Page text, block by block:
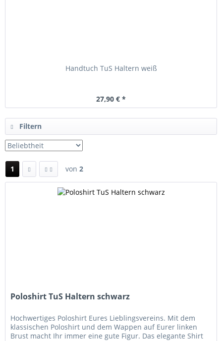
Handtuch TuS Haltern weiß
27,90 € *
Filtern
1 von 2
Poloshirt TuS Haltern schwarz
Hochwertiges Poloshirt Eures Lieblingsvereins. Mit dem
klassischen Poloshirt und dem Wappen auf Eurer linken
Brust macht Ihr immer eine gute Figur. Das elegante Shirt